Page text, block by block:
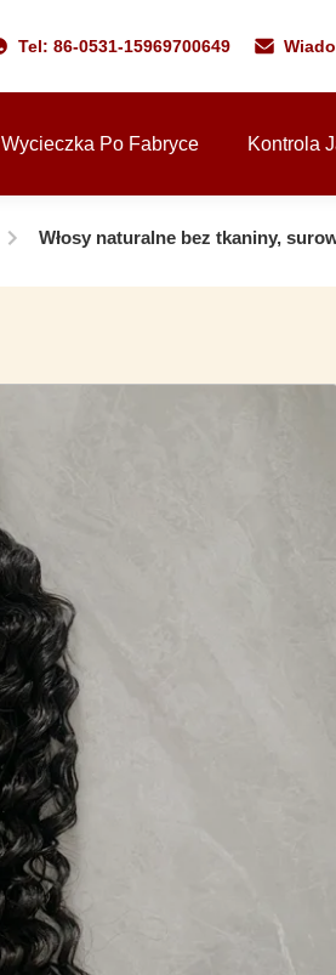
Tel: 86-0531-15969700649
Wycieczka Po Fabryce Kontrola
Włosy naturalne bez tkaniny,